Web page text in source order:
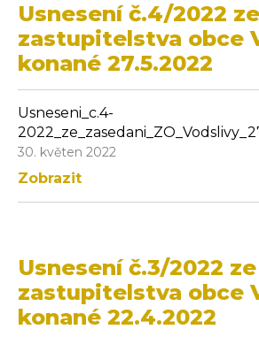
Usnesení č.4/2022
zastupitelstva obce
konané 27.5.2022
Usneseni_c.4-
30. květen 2022
Zobrazit
Usnesení č.3/2022
zastupitelstva obce
konané 22.4.2022